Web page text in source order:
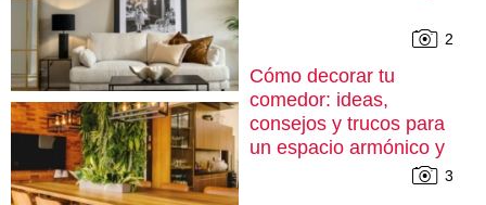
2
Cómo decorar tu
comedor: ideas,
consejos y trucos para
un espacio armónico y
3